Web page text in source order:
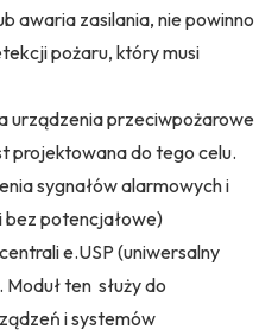
awaria zasilania, nie powinno
pożaru, który musi
urządzenia przeciwpożarowe
projektowana do tego celu.
sygnałów alarmowych i
bez potencjałowe)
e.USP (uniwersalny
ten służy do
i systemów